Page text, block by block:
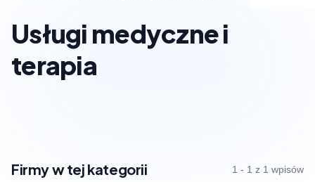
Usługi medyczne i
terapia
Firmy w tej kategorii 1 - 1 z 1 wpisów